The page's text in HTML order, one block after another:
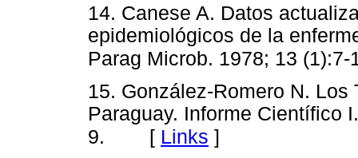
14. Canese A. Datos
epidemiológicos de la
Parag Microb. 1978; 13 (1):7-
15. González-Romero N.
Paraguay. Informe Científico
9. [ Links ]